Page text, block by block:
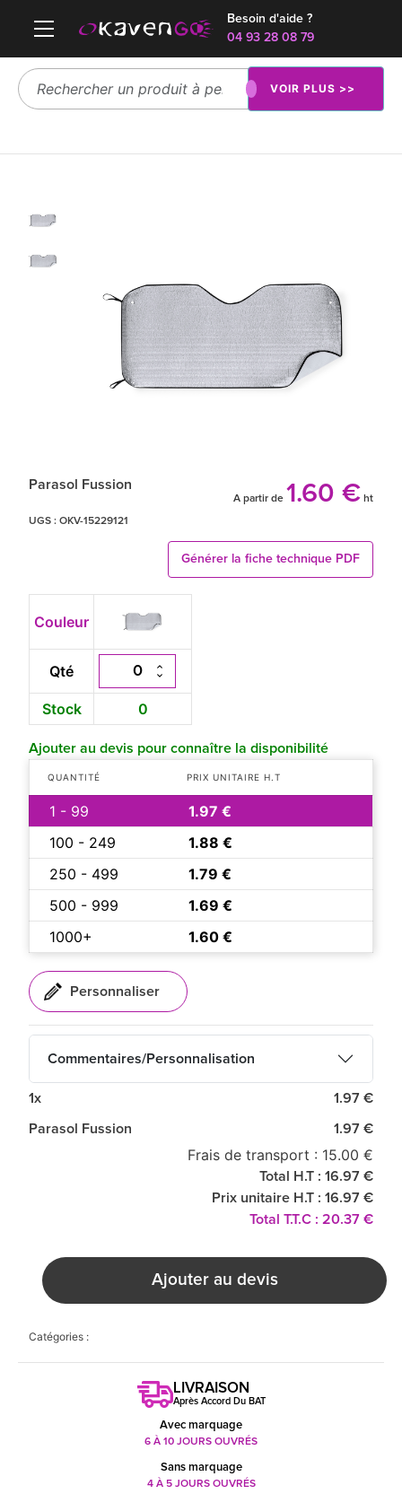
Besoin d'aide ?
04 93 28 08 79
VOIR PLUS >>
Parasol Fussion
A partir de 1.60 € ht
UGS : OKV-15229121
Générer la fiche technique PDF
Couleur
Qté
Stock 0
Ajouter au devis pour connaître la disponibilité
QUANTITÉ PRIX UNITAIRE H.T
1 - 99
1.97 €
100 - 249
1.88 €
250 - 499
1.79 €
500 - 999
1.69 €
1000+
1.60 €
Commentaires/Personnalisation
1x 1.97 €
Parasol Fussion 1.97 €
Frais de transport : 15.00 €
Total H.T : 16.97 €
Prix unitaire H.T : 16.97 €
Total T.T.C : 20.37 €
Ajouter au devis
Catégories :
LIVRAISON
Après Accord Du BAT
Avec marquage
6 À 10 JOURS OUVRÉS
Sans marquage
4 À 5 JOURS OUVRÉS